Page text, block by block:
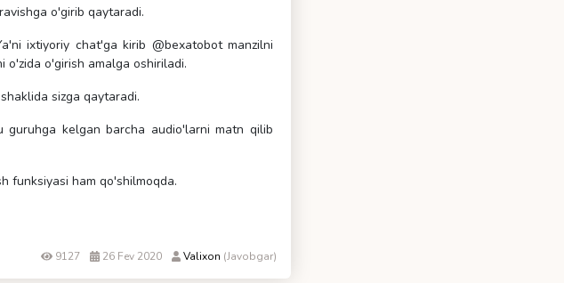
o'girib qaytaradi.
ixtiyoriy chat'ga kirib @bexatobot manzilni
o'zida o'girish amalga oshiriladi.
sizga qaytaradi.
kelgan barcha audio'larni matn qilib
funksiyasi ham qo'shilmoqda.
9127 26 Fev 2020 Valixon (Javobgar)